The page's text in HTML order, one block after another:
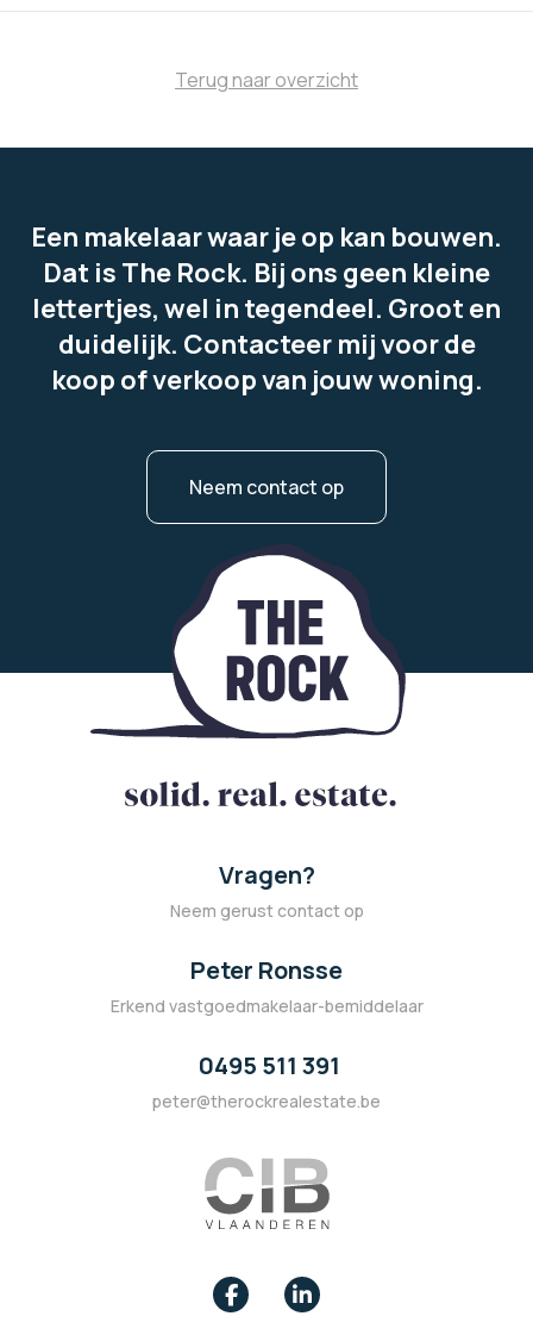
Terug naar overzicht
Een makelaar waar je op kan bouwen.
Dat is The Rock. Bij ons geen kleine
lettertjes, wel in tegendeel. Groot en
duidelijk. Contacteer mij voor de
koop of verkoop van jouw woning.
Neem contact op
Vragen?
Neem gerust contact op
Peter Ronsse
Erkend vastgoedmakelaar-bemiddelaar
0495 511 391
peter@therockrealestate.be